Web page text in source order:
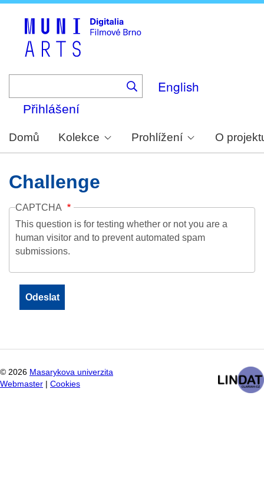
English
Přihlášení
Domů Kolekce Prohlížení O
Challenge
CAPTCHA
This question is for testing whether or not you are a
human visitor and to prevent automated spam
submissions.
© 2026 Masarykova univerzita
Webmaster
Cookies